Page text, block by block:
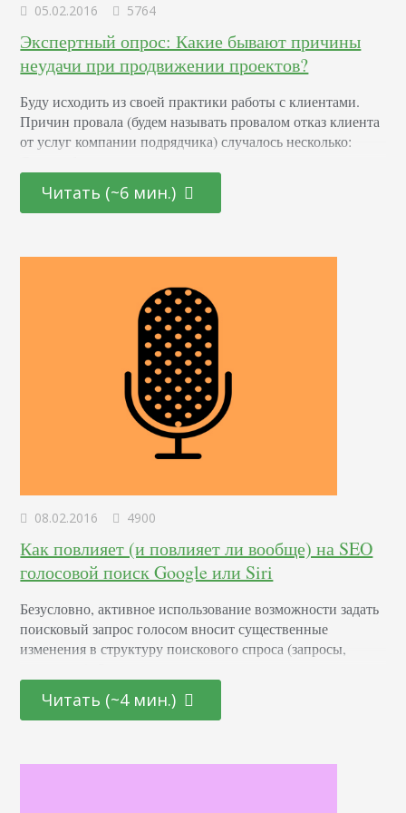
05.02.2016 5764
Экспертный опрос: Какие бывают причины
неудачи при продвижении проектов?
Буду исходить из своей практики работы с клиентами.
Причин провала (будем называть провалом отказ клиента
от услуг компании подрядчика) случалось несколько:
безразличие и отказ участвовать в проекте. Стратегия
разработана, тактика продумана – осталось только
просьбу предоставить доступ – отказ,…
Читать (~6 мин.)
08.02.2016 4900
Как повлияет (и повлияет ли вообще) на SEO
голосовой поиск Google или Siri
Безусловно, активное использование возможности задать
поисковый запрос голосом вносит существенные
изменения в структуру поискового спроса (запросы,
отличаются от сформулированных на
клавиатуре. Учитывая также то, что абсолютное
корректировать и держать семантику проекта в «тонусе»;
Читать (~4 мин.)